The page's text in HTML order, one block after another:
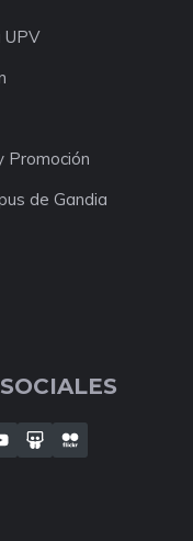
UPV
Promoción
de Gandia